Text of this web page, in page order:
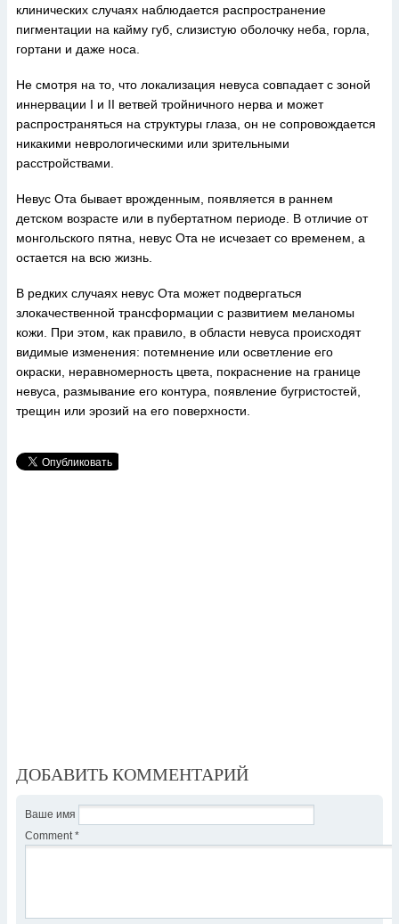
клинических случаях наблюдается распространение
пигментации на кайму губ, слизистую оболочку неба, горла,
гортани и даже носа.
Не смотря на то, что локализация невуса совпадает с зоной
иннервации I и II ветвей тройничного нерва и может
распространяться на структуры глаза, он не сопровождается
никакими неврологическими или зрительными
расстройствами.
Невус Ота бывает врожденным, появляется в раннем
детском возрасте или в пубертатном периоде. В отличие от
монгольского пятна, невус Ота не исчезает со временем, а
остается на всю жизнь.
В редких случаях невус Ота может подвергаться
злокачественной трансформации с развитием меланомы
кожи. При этом, как правило, в области невуса происходят
видимые изменения: потемнение или осветление его
окраски, неравномерность цвета, покраснение на границе
невуса, размывание его контура, появление бугристостей,
трещин или эрозий на его поверхности.
ДОБАВИТЬ КОММЕНТАРИЙ
Ваше имя
Comment *